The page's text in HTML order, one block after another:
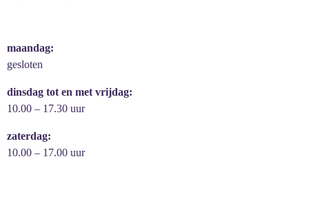
maandag:
gesloten
dinsdag tot en met vrijdag:
10.00 – 17.30 uur
zaterdag:
10.00 – 17.00 uur